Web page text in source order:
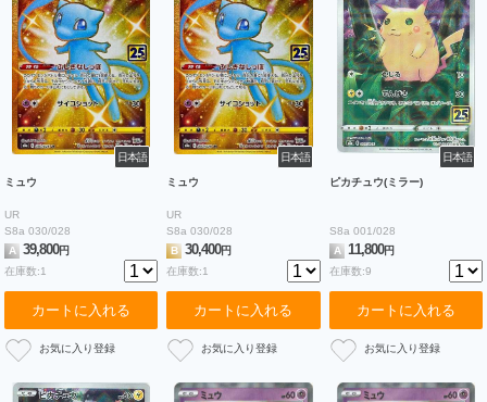
日本語
ミュウ
UR
S8a 030/028
A
39,800円
在庫数:1
カートに入れる
日本語
ミュウ
UR
S8a 030/028
B
30,400円
在庫数:1
カートに入れる
日本語
ピカチュウ(ミラー)
S8a 001/028
A 11,800円
在庫数:9
カートに入れる